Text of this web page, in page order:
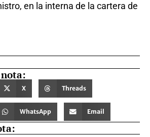
en la interna de la cartera de
X Threads
WhatsApp Email